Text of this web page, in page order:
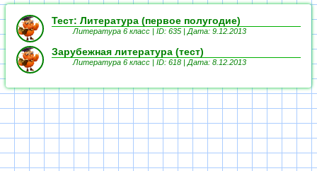
Тест: Литература (первое полугодие)
Литература 6 класс | ID: 635 | Дата: 9.12.2013
Зарубежная литература (тест)
Литература 6 класс | ID: 618 | Дата: 8.12.2013